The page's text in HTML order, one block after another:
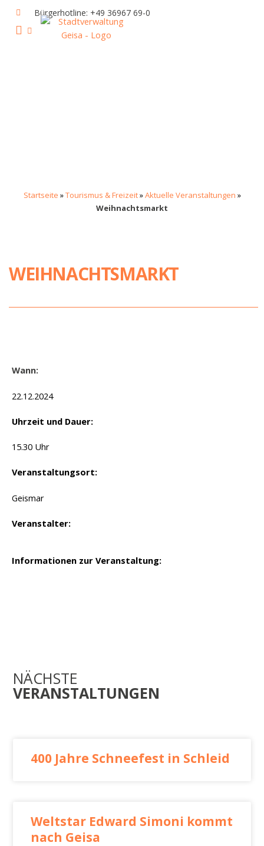
springen
Bürgerhotline: +49 36967 69-0
Startseite »Tourismus & Freizeit»Aktuelle Veranstaltungen »
Weihnachtsmarkt
WEIHNACHTSMARKT
Wann:
22.12.2024
Uhrzeit und Dauer:
15.30 Uhr
Veranstaltungsort:
Geismar
Veranstalter:
Informationen zur Veranstaltung:
NÄCHSTE
VERANSTALTUNGEN
400 Jahre Schneefest in Schleid
Weltstar Edward Simoni kommt
nach Geisa